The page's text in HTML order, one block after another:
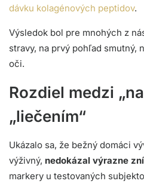
dávku kolagénových peptidov.
Výsledok bol pre mnohých z
stravy, na prvý pohľad smutný,
oči.
Rozdiel medzi
„liečením“
Ukázalo sa, že bežný domáci
výživný, nedokázal výrazne
markery u testovaných